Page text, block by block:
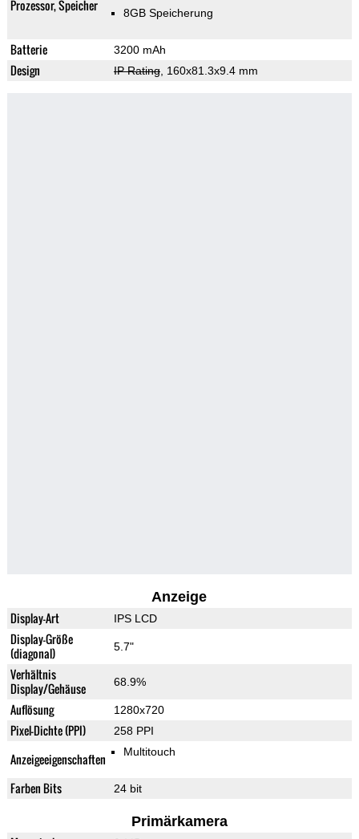
Prozessor, Speicher 8GB Speicherung
Batterie 3200 mAh
Design IP Rating, 160x81.3x9.4 mm
Anzeige
Display-Art IPS LCD
Display-Größe
(diagonal)
5.7"
Verhältnis
Display/Gehäuse
68.9%
Auflösung 1280x720
Pixel-Dichte (PPI) 258 PPI
Anzeigeeigenschaften Multitouch
Farben Bits 24 bit
Primärkamera